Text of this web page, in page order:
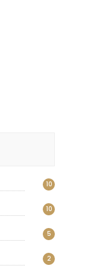
10
10
5
2